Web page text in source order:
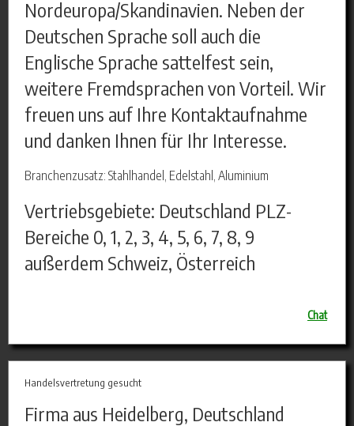
Nordeuropa/Skandinavien. Neben der
Deutschen Sprache soll auch die
Englische Sprache sattelfest sein,
weitere Fremdsprachen von Vorteil. Wir
freuen uns auf Ihre Kontaktaufnahme
und danken Ihnen für Ihr Interesse.
Branchenzusatz: Stahlhandel, Edelstahl, Aluminium
Vertriebsgebiete: Deutschland PLZ-
Bereiche 0, 1, 2, 3, 4, 5, 6, 7, 8, 9
außerdem Schweiz, Österreich
Chat
Handelsvertretung gesucht
Firma aus Heidelberg, Deutschland